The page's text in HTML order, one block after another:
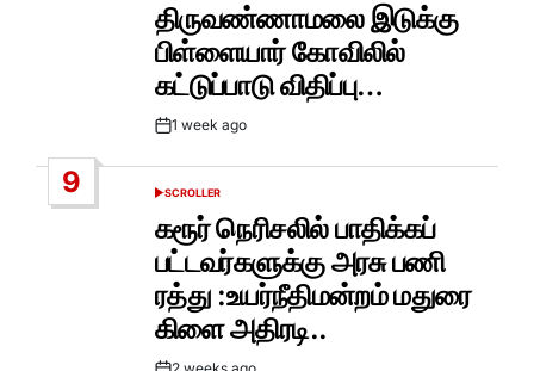
திருவண்ணாமலை இடுக்கு
பிள்ளையார் கோவிலில்
கட்டுப்பாடு விதிப்பு…
Post1 week ago
9
POSTED
SCROLLER
கரூர் நெரிசலில் பாதிக்கப்
பட்டவர்களுக்கு அரசு பணி
ரத்து :உயர்நீதிமன்றம் மதுரை
கிளை அதிரடி..